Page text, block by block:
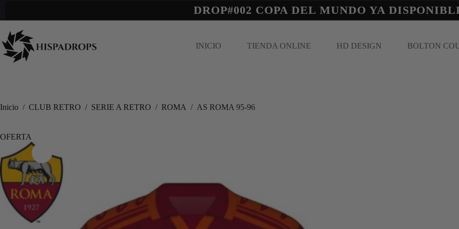
DROP#002 COPA DEL MUNDO YA
INICIO TIENDA ONLINE HD DESIGN BOLTON
Inicio / CLUB RETRO / SERIE A RETRO / ROMA / AS ROMA 95-96
OFERTA